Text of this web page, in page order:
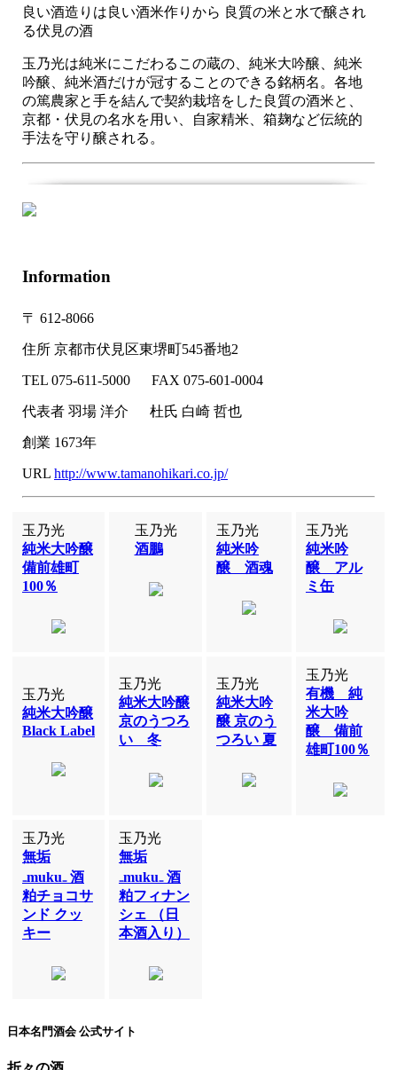
良い酒造りは良い酒米作りから 良質の米と水で醸され
る伏見の酒
玉乃光は純米にこだわるこの蔵の、純米大吟醸、純米
吟醸、純米酒だけが冠することのできる銘柄名。各地
の篤農家と手を結んで契約栽培をした良質の酒米と、
京都・伏見の名水を用い、自家精米、箱麹など伝統的
手法を守り醸される。
Information
〒 612-8066
住所 京都市伏見区東堺町545番地2
TEL 075-611-5000 FAX 075-601-0004
代表者 羽場 洋介 杜氏 白崎 哲也
創業 1673年
URL http://www.tamanohikari.co.jp/
玉乃光
純米大吟醸
備前雄町
100％
玉乃光
酒鵬
玉乃光
純米吟
醸 酒魂
玉乃光
純米吟
醸 アル
ミ缶
玉乃光
純米大吟醸
Black Label
玉乃光
純米大吟醸
京のうつろ
い 冬
玉乃光
純米大吟
醸 京のう
つろい 夏
玉乃光
有機 純
米大吟
醸 備前
雄町100％
玉乃光
無垢
₋muku₋ 酒
粕チョコサ
ンド クッ
キー
玉乃光
無垢
₋muku₋ 酒
粕フィナン
シェ （日
本酒入り）
日本名門酒会 公式サイト